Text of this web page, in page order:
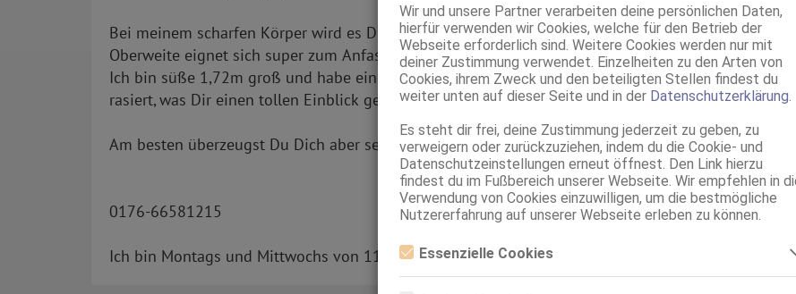
Wir und unsere Partner verarbeiten deine persönlichen Daten,
hierfür verwenden wir Cookies, welche für den Betrieb der
Webseite erforderlich sind. Weitere Cookies werden nur mit
deiner Zustimmung verwendet. Einzelheiten zu den Arten von
Cookies, ihrem Zweck und den beteiligten Stellen findest du
weiter unten auf dieser Seite und in der Datenschutzerklärung
Es steht dir frei, deine Zustimmung jederzeit zu geben, zu
verweigern oder zurückzuziehen, indem du die Cookie- und
Datenschutzeinstellungen erneut öffnest. Den Link hierzu
findest du im Fußbereich unserer Webseite. Wir empfehlen in
Verwendung von Cookies einzuwilligen, um die bestmögliche
Nutzererfahrung auf unserer Webseite erleben zu können.
Essenzielle Cookies
Essenzielle Cookies sind alle notwendigen Cookies, die für den
Bei meinem scharfen Körper wird es Dir ganz schwindelig, meine feste
Oberweite eignet sich super zum Anfassen und streicheln.
Ich bin süße 1,72m groß und habe eine 36er Konfektion und zudem bin ich
rasiert, was Dir einen tollen Einblick gewährt…
Am besten überzeugst Du Dich aber selbst von meinen Qualitäten!
0176-66581215
Ich bin Montags und Mittwochs von 11.00 - 23.00 Uhr im Haus!!!
Sprachen:
Verkehr:
Service für:
Service: